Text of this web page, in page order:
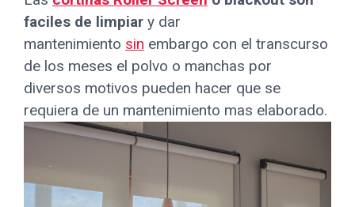
faciles de limpiar y dar
mantenimiento sin embargo con el transcurso
de los meses el polvo o manchas por
diversos motivos pueden hacer que se
requiera de un mantenimiento mas elaborado.